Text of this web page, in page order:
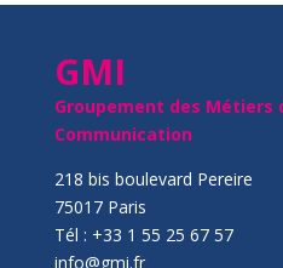
GMI
Groupement des Métiers
Communication
218 bis boulevard Pereire
75017 Paris
Tél : +33 1 55 25 67 57
info@gmi.fr